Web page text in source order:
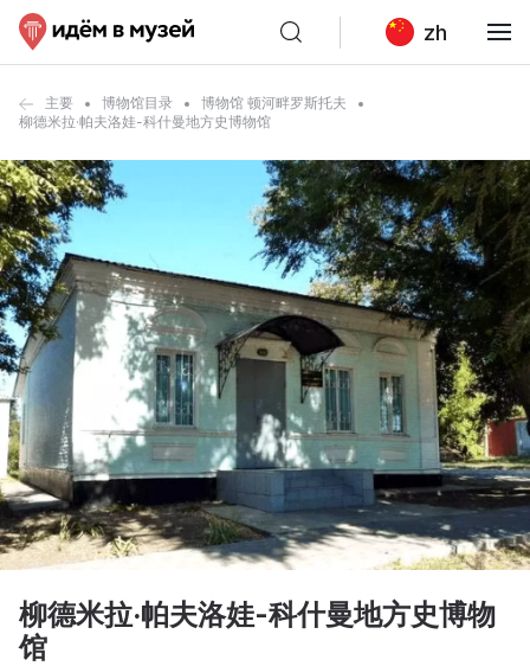
zh
主要 博物馆目录
博物馆 顿河畔罗斯托夫
柳德米拉·帕夫洛娃-科什曼地方史博物馆
柳德米拉·帕夫洛娃-科什曼地方史博物
馆